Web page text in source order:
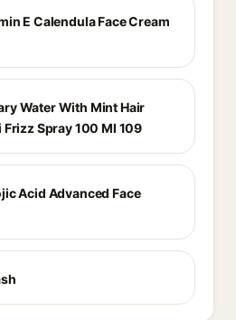
E Calendula Face Cream
Water With Mint Hair
Spray 100 Ml 109
Acid Advanced Face